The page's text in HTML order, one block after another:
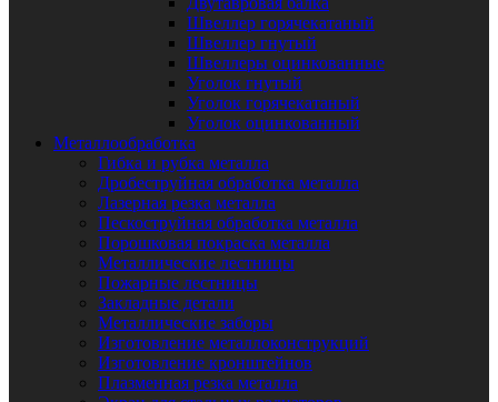
Швеллер горячекатаный
Швеллер гнутый
Швеллеры оцинкованные
Уголок гнутый
Уголок горячекатаный
Уголок оцинкованный
Металлообработка
Гибка и рубка металла
Дробеструйная обработка металла
Лазерная резка металла
Пескоструйная обработка металла
Порошковая покраска металла
Металлические лестницы
Пожарные лестницы
Закладные детали
Металлические заборы
Изготовление металлоконструкций
Изготовление кронштейнов
Плазменная резка металла